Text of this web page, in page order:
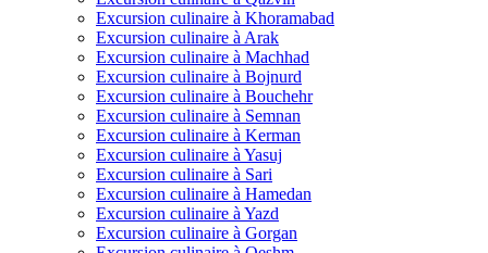
Excursion culinaire à Khoramabad
Excursion culinaire à Arak
Excursion culinaire à Machhad
Excursion culinaire à Bojnurd
Excursion culinaire à Bouchehr
Excursion culinaire à Semnan
Excursion culinaire à Kerman
Excursion culinaire à Yasuj
Excursion culinaire à Sari
Excursion culinaire à Hamedan
Excursion culinaire à Yazd
Excursion culinaire à Gorgan